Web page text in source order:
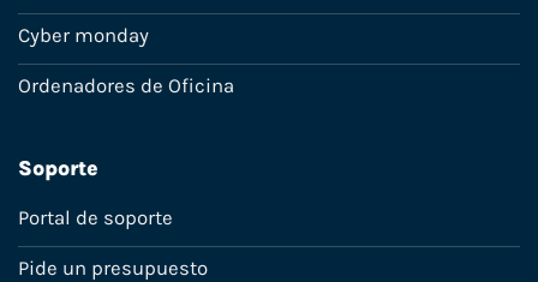
Cyber monday
Ordenadores de Oficina
Soporte
Portal de soporte
Pide un presupuesto